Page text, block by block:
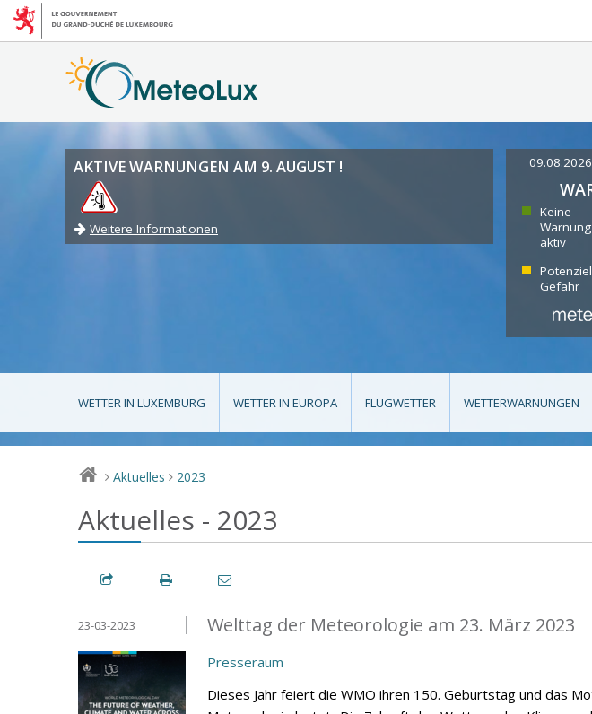
AKTIVE WARNUNGEN AM 9. AUGUST !
Weitere Informationen
09.08.2026
Keine
Warnung
aktiv
Gefahr
WETTER IN LUXEMBURG WETTER IN EUROPA FLUGWETTER WETTERWARNUNGEN
> Aktuelles > 2023
Aktuelles - 2023
Welttag der Meteorologie am 23. März 2023
23-03-2023
Presseraum
Dieses Jahr feiert die WMO ihren 150. Geburtstag und das